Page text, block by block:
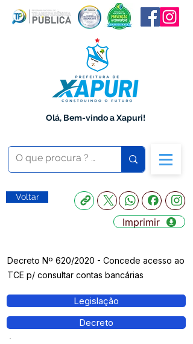
Olá, Bem-vindo a Xapuri!
Voltar
Imprimir
Decreto Nº 620/2020 - Concede acesso ao
TCE p/ consultar contas bancárias
Legislação
Decreto